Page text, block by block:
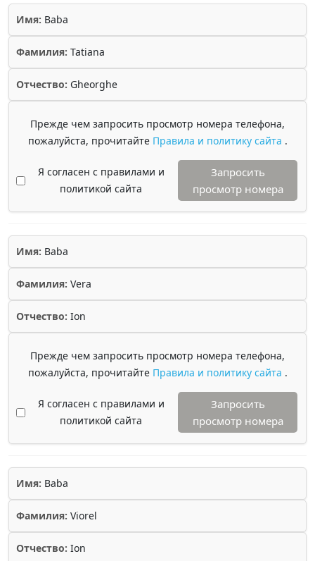
Имя: Baba
Фамилия: Tatiana
Отчество: Gheorghe
Прежде чем запросить просмотр номера телефона,
пожалуйста, прочитайте Правила и политику сайта .
Я согласен с правилами и
политикой сайта
Запросить
просмотр номера
Имя: Baba
Фамилия: Vera
Отчество: Ion
Прежде чем запросить просмотр номера телефона,
пожалуйста, прочитайте Правила и политику сайта .
Я согласен с правилами и
политикой сайта
Запросить
просмотр номера
Имя: Baba
Фамилия: Viorel
Отчество: Ion